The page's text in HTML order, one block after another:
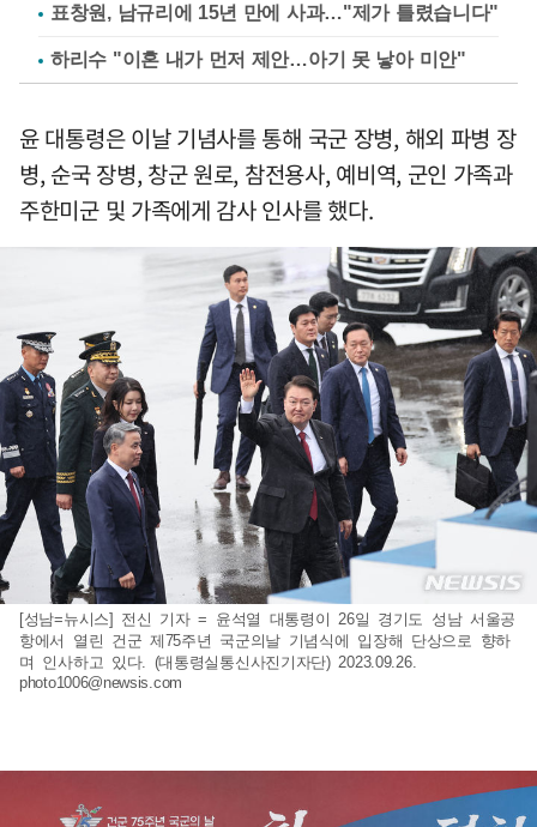
표창원, 남규리에 15년 만에 사과…"제가 틀렸습니다"
하리수 "이혼 내가 먼저 제안…아기 못 낳아 미안"
윤 대통령은 이날 기념사를 통해 국군 장병, 해외 파병 장
병, 순국 장병, 창군 원로, 참전용사, 예비역, 군인 가족과
주한미군 및 가족에게 감사 인사를 했다.
[성남=뉴시스] 전신 기자 = 윤석열 대통령이 26일 경기도 성남 서울공
항에서 열린 건군 제75주년 국군의날 기념식에 입장해 단상으로 향하
며 인사하고 있다. (대통령실통신사진기자단) 2023.09.26.
photo1006@newsis.com